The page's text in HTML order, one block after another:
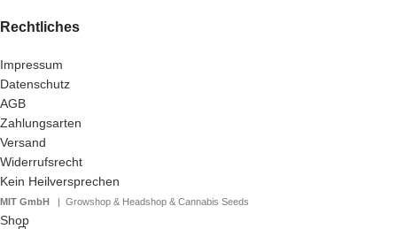
Rechtliches
Impressum
Datenschutz
AGB
Zahlungsarten
Versand
Widerrufsrecht
Kein Heilversprechen
MIT GmbH | Growshop & Headshop & Cannabis Seeds
Shop